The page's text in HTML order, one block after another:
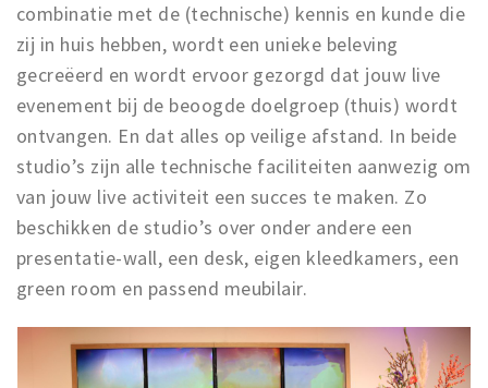
combinatie met de (technische) kennis en kunde die
zij in huis hebben, wordt een unieke beleving
gecreëerd en wordt ervoor gezorgd dat jouw live
evenement bij de beoogde doelgroep (thuis) wordt
ontvangen. En dat alles op veilige afstand. In beide
studio’s zijn alle technische faciliteiten aanwezig om
van jouw live activiteit een succes te maken. Zo
beschikken de studio’s over onder andere een
presentatie-wall, een desk, eigen kleedkamers, een
green room en passend meubilair.